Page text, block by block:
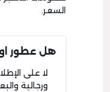
السعر.
هل عطور
لا على
ورجالية